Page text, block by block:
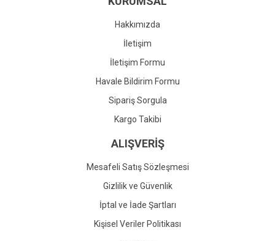
Gönder
Hakkımızda
İletişim
İletişim Formu
Havale Bildirim Formu
Sipariş Sorgula
Kargo Takibi
ALIŞVERİŞ
Mesafeli Satış Sözleşmesi
Gizlilik ve Güvenlik
İptal ve İade Şartları
Kişisel Veriler Politikası